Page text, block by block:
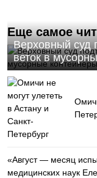
Еще самое
Верховный суд
веток в
«Август — месяц
медицинских наук